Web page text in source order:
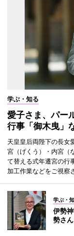
学ぶ・知る
愛子さま、パー
行事「御木曳」
天皇皇后両陛下の長女
宮（げくう）・内宮（
て替える式年遷宮の行
加工作業などをご視察
学ぶ・
伊勢
勢さ